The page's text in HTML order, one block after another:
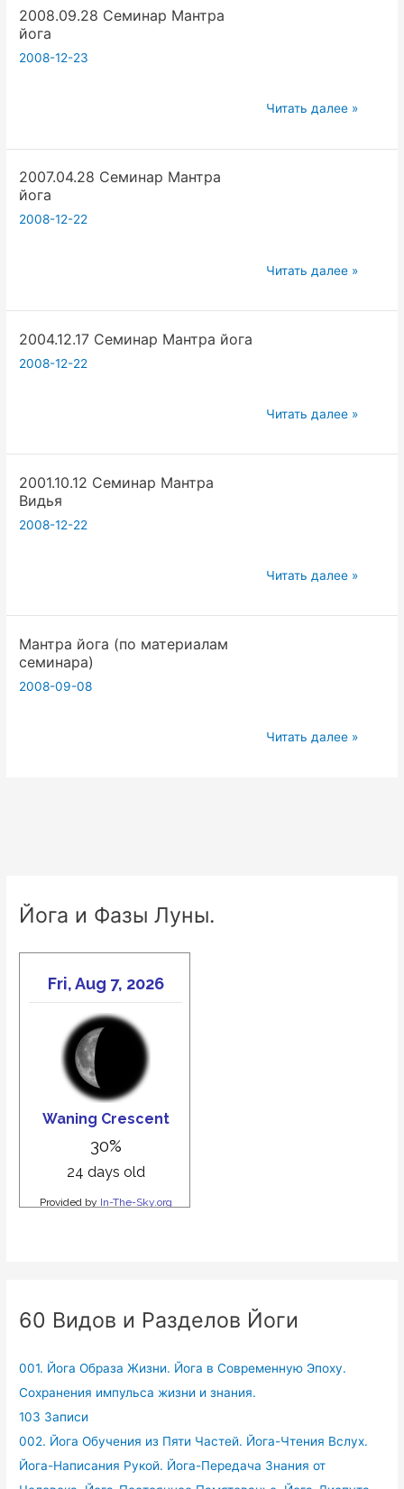
2008.09.28 Семинар Мантра
йога
2008-12-23
2008.09.28
Мантра
Читать далее »
2007.04.28 Семинар Мантра
йога
2008-12-22
2007.04.28
Мантра
Читать далее »
2004.12.17 Семинар Мантра йога
2008-12-22
2004.12.17
Мантра
Читать далее »
2001.10.12 Семинар Мантра
Видья
2008-12-22
2001.10.12
Мантра
Читать далее »
Мантра йога (по материалам
семинара)
2008-09-08
Мантра
Читать далее »
Йога и Фазы Луны.
60 Видов и Разделов Йоги
001. Йога Образа Жизни. Йога в Современную Эпоху.
Сохранения импульса жизни и знания.
103 Записи
002. Йога Обучения из Пяти Частей. Йога-Чтения Вслух.
Йога-Написания Рукой. Йога-Передача Знания от